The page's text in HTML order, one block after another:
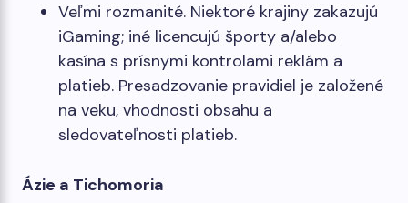
Veľmi rozmanité. Niektoré krajiny zakazujú
iGaming; iné licencujú športy a/alebo
kasína s prísnymi kontrolami reklám a
platieb. Presadzovanie pravidiel je založené
na veku, vhodnosti obsahu a
sledovateľnosti platieb.
Ázie a Tichomoria